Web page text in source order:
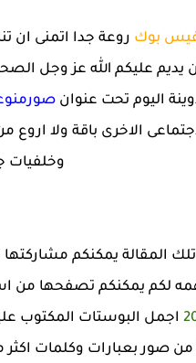
بوك روعة جدا اتمنى ان
يديم عليكم الله عز وجل
اليوم تحت عنوان
الاخرى باقة ولا
وخلفيات
المقالة يمكنكم
لكم يمكنكم تصفحها من
اجمل البوستات المكتوب
من صور بعبارات وكلمات